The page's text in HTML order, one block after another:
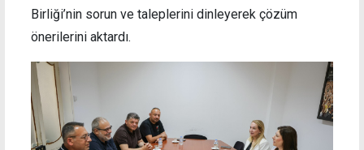
Birliği’nin sorun ve taleplerini dinleyerek çözüm
önerilerini aktardı.